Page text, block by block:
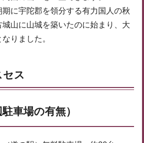
に宇陀郡を領分する有力国人の秋
山に山城を築いたのに始まり、大
りました。
ス
車場の有無）